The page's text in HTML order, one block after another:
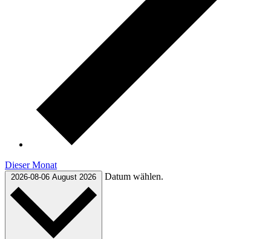
Dieser Monat
2026-08-06 August 2026 Datum wählen.